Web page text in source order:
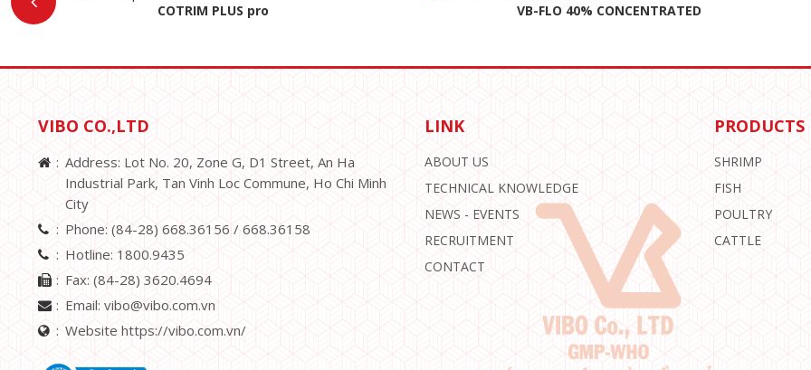
COTRIM PLUS pro VB-FLO 40% CONCENTRATED
VIBO CO.,LTD
Address: Lot No. 20, Zone G, D1 Street, An Ha
Industrial Park, Tan Vinh Loc Commune, Ho Chi Minh
City
Phone: (84-28) 668.36156 / 668.36158
Hotline: 1800.9435
Fax: (84-28) 3620.4694
Email: vibo@vibo.com.vn
Website https://vibo.com.vn/
LINK
ABOUT US
TECHNICAL KNOWLEDGE
NEWS - EVENTS
RECRUITMENT
CONTACT
PRODUCTS
SHRIMP
FISH
POULTRY
CATTLE